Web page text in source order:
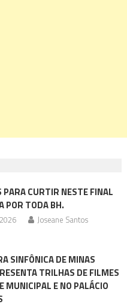
PARA CURTIR NESTE FINAL
POR TODA BH.
Joseane Santos
SINFÔNICA DE MINAS
TRILHAS DE FILMES
MUNICIPAL E NO PALÁCIO